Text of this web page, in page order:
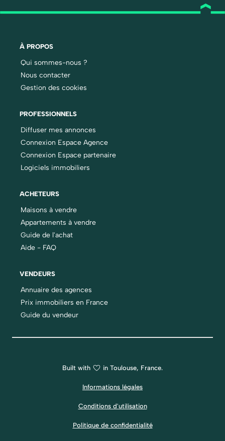
À PROPOS
Qui sommes-nous ?
Nous contacter
Gestion des cookies
PROFESSIONNELS
Diffuser mes annonces
Connexion Espace Agence
Connexion Espace partenaire
Logiciels immobiliers
ACHETEURS
Maisons à vendre
Appartements à vendre
Guide de l'achat
Aide - FAQ
VENDEURS
Annuaire des agences
Prix immobiliers en France
Guide du vendeur
Built with in Toulouse, France.
Informations légales
Conditions d'utilisation
Politique de confidentialité